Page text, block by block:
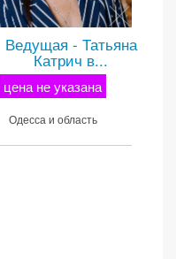
Ведущая - Татьяна
Катрич в...
цена не указана
Одесса и область